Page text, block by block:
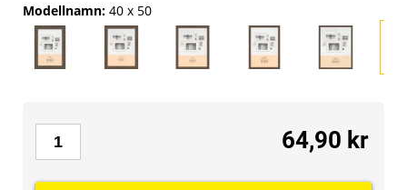
Modellnamn: 40 x 50
64,90 kr